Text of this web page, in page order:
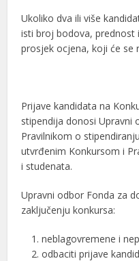
Ukoliko dva ili više
isti broj bodova, prednost
prosjek ocjena, koji će se
Prijave kandidata na
stipendija donosi Upravni
Pravilnikom o
utvrđenim Konkursom i
i studenata.
Upravni odbor Fonda za
zaključenju konkursa:
neblagovremene i
odbaciti prijave